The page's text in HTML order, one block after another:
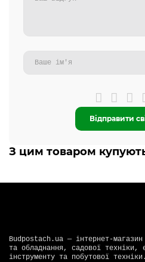
Відправити
З цим товаром
Budpostach.ua — інтернет-магазин
та обладнання, садової техніки,
інструменту та побутової техніки.